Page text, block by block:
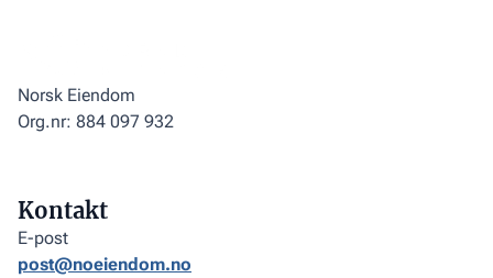
Norsk Eiendom
Org.nr: 884 097 932
Kontakt
E-post
post@noeiendom.no